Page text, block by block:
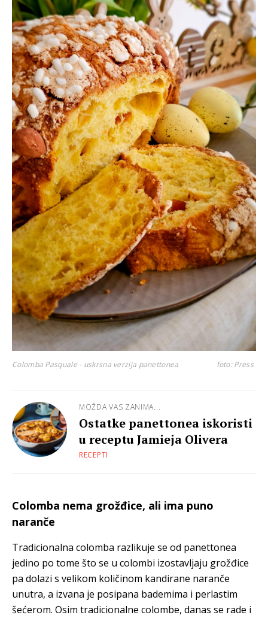
Colomba Pasquale - uskrsna verzija panettonea foto: Press
MOŽDA VAS ZANIMA...
Ostatke panettonea iskoristi
u receptu Jamieja Olivera
RECEPTI
Colomba nema grožđice, ali ima puno
naranče
Tradicionalna colomba razlikuje se od panettonea
jedino po tome što se u colombi izostavljaju grožđice
pa dolazi s velikom količinom kandirane naranče
unutra, a izvana je posipana bademima i perlastim
šećerom. Osim tradicionalne colombe, danas se rade i